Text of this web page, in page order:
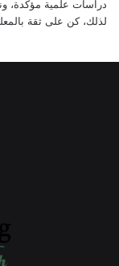
دراسات علمية مؤكدة،
لذلك، كن على ثقة